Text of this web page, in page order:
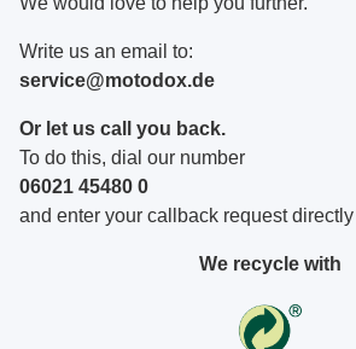
Write us an email to:
service@motodox.de
Or let us call you back.
To do this, dial our number
06021 45480 0
and enter your callback request directly
We recycle with